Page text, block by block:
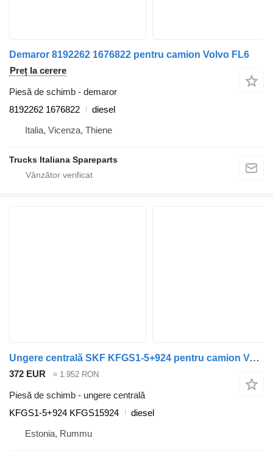
Demaror 8192262 1676822 pentru camion Volvo FL6
Preț la cerere
Piesă de schimb - demaror
8192262 1676822
diesel
Italia, Vicenza, Thiene
Trucks Italiana Spareparts
Ungere centrală SKF KFGS1-5+924 pentru camion Volvo FL, FL6, FL7, FL10, FL12, FS718 (1985-2005)
372 EUR ≈ 1.952 RON
Piesă de schimb - ungere centrală
KFGS1-5+924 KFGS15924
diesel
Estonia, Rummu